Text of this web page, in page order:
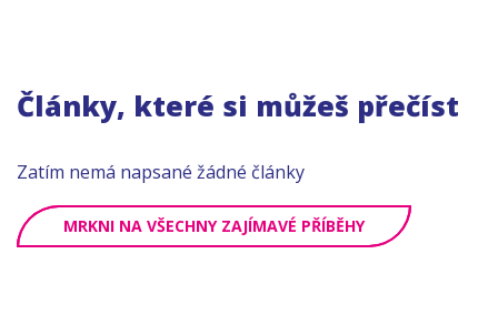
Články, které si můžeš přečíst
Zatím nemá napsané žádné články
MRKNI NA VŠECHNY ZAJÍMAVÉ PŘÍBĚHY